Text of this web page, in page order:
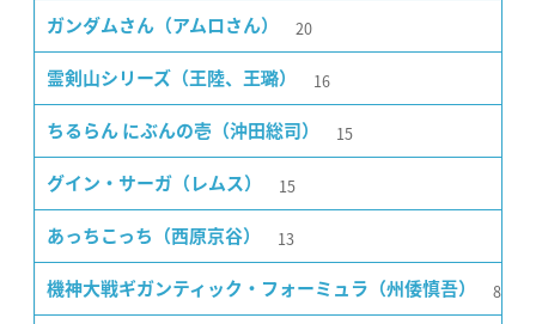
ガンダムさん（アムロさん） 20
霊剣山シリーズ（王陸、王璐） 16
ちるらん にぶんの壱（沖田総司） 15
グイン・サーガ（レムス） 15
あっちこっち（西原京谷） 13
機神大戦ギガンティック・フォーミュラ（州倭慎吾） 8